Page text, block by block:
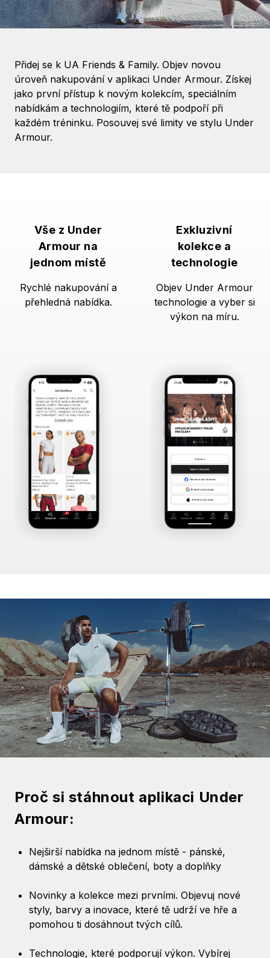
Přidej se k UA Friends & Family. Objev novou
úroveň nakupování v aplikaci Under Armour. Získej
jako první přístup k novým kolekcím, speciálním
nabídkám a technologiím, které tě podpoří při
každém tréninku. Posouvej své limity ve stylu Under
Armour.
Vše z Under
Armour na
jednom místě
Rychlé nakupování a
přehledná nabídka.
Exkluzivní
kolekce a
technologie
Objev Under Armour
technologie a vyber si
výkon na míru.
Proč si stáhnout aplikaci Under
Armour:
Nejširší nabídka na jednom místě - pánské,
dámské a dětské oblečení, boty a doplňky
Novinky a kolekce mezi prvními. Objevuj nové
styly, barvy a inovace, které tě udrží ve hře a
pomohou ti dosáhnout tvých cílů.
Technologie, které podporují výkon. Vybírej